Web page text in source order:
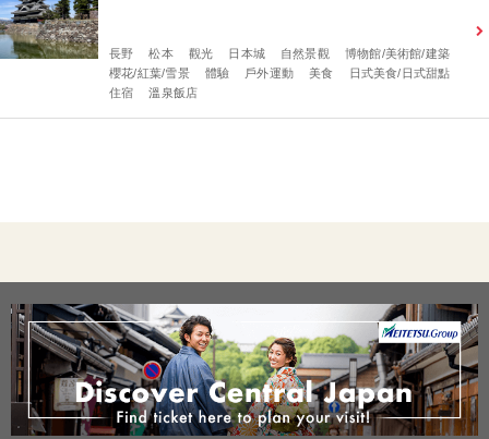
長野 松本 觀光 日本城 自然景觀
博物館/美術館/建築
櫻花/紅葉/雪景
體驗 戶外運動 美食
日式美食/日式甜點
住宿
溫泉飯店